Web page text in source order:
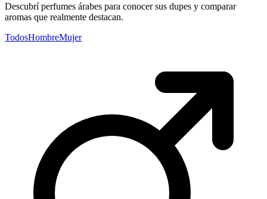
Descubrí perfumes árabes para conocer sus dupes y comparar
aromas que realmente destacan.
TodosHombreMujer